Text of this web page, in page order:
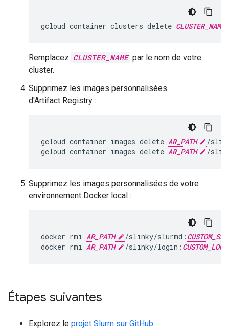
gcloud container clusters delete CLUSTER_NAME
Remplacez CLUSTER_NAME par le nom de votre
cluster.
Supprimez les images personnalisées
d'Artifact Registry :
gcloud container images delete AR_PATH
/
gcloud container images delete AR_PATH /
Supprimez les images personnalisées de votre
environnement Docker local :
docker rmi AR_PATH /slinky/slurmd:
docker rmi AR_PATH /slinky/login:
Étapes suivantes
Explorez le projet Slurm sur GitHub.